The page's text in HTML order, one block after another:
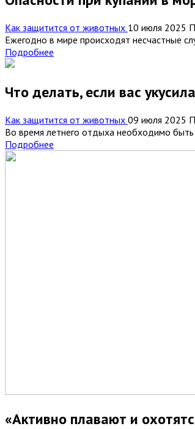
Как защитится от животных 10 июля 2025
Ежегодно в мире происходят несчастные
Подробнее
Что делать, если вас
Как защитится от животных 09 июля 2025
Во время летнего отдыха необходимо
Подробнее
«Активно плавают и